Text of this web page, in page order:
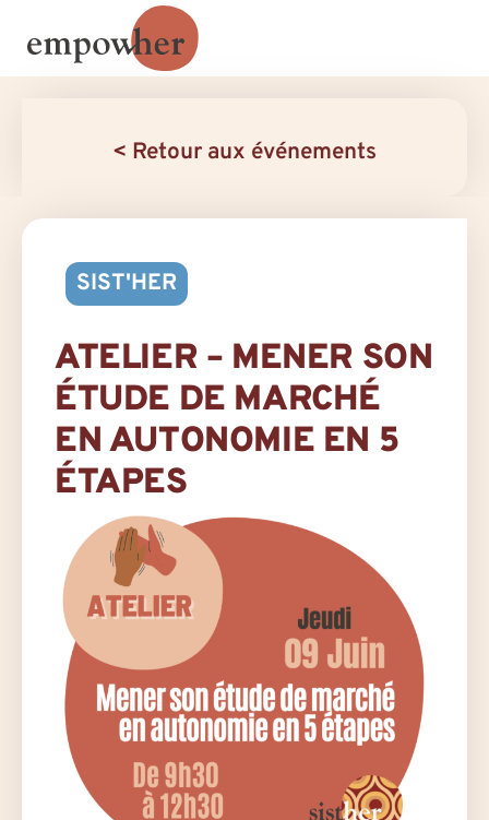
< Retour aux événements
SIST'HER
ATELIER – MENER SON
ÉTUDE DE MARCHÉ
EN AUTONOMIE EN 5
ÉTAPES